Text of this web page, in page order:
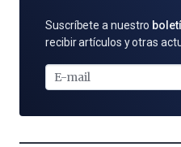
SUSCRÍBETE
POR
MAIL
Suscríbete a nuestro
recibir artículos y otras